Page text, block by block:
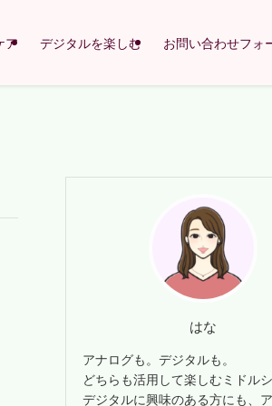
ア デジタルを楽しむ お問い合わせフォ
はな
アナログも。デジタルも。
どちらも活用して楽しむミドル
デジタルに興味のある方にも、